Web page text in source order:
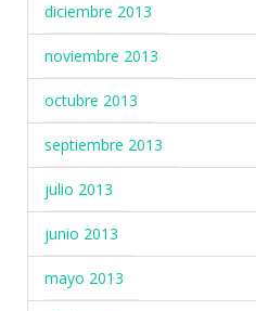
diciembre 2013
noviembre 2013
octubre 2013
septiembre 2013
julio 2013
junio 2013
mayo 2013